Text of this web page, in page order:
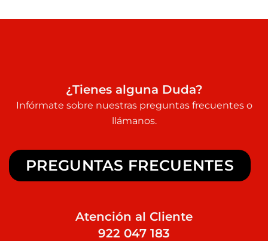
¿Tienes alguna Duda?
Infórmate sobre nuestras preguntas frecuentes o
llámanos.
PREGUNTAS FRECUENTES
Atención al Cliente
922 047 183